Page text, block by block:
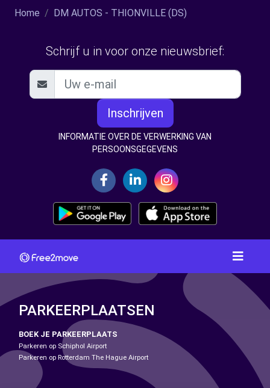
Home DM AUTOS - THIONVILLE (DS)
Schrijf u in voor onze nieuwsbrief:
Inschrijven
INFORMATIE OVER DE VERWERKING VAN
PERSOONSGEGEVENS
PARKEERPLAATSEN
BOEK JE PARKEERPLAATS
Parkeren op Schiphol Airport
Parkeren op Rotterdam The Hague Airport